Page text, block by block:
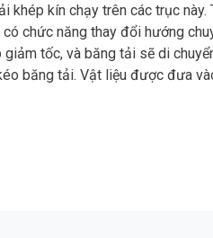
kín chạy trên các trục
chức năng thay đổi hướng
tốc, và băng tải sẽ di
băng tải. Vật liệu được đưa